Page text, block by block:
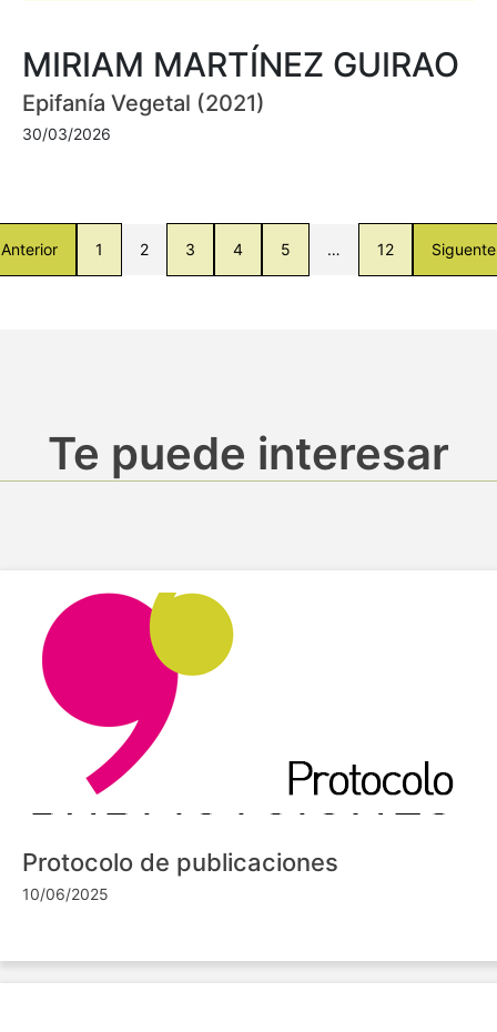
MIRIAM MARTÍNEZ GUIRAO
Epifanía Vegetal (2021)
30/03/2026
Anterior 1 2 3 4 5 … 12 Siguente
Te puede interesar
Protocolo de publicaciones
10/06/2025